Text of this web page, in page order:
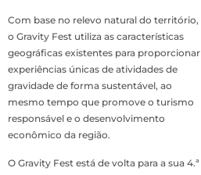
Com base no relevo natural do território,
o Gravity Fest utiliza as características
geográficas existentes para proporcionar
experiências únicas de atividades de
gravidade de forma sustentável, ao
mesmo tempo que promove o turismo
responsável e o desenvolvimento
econômico da região.
O Gravity Fest está de volta para a sua 4.ª